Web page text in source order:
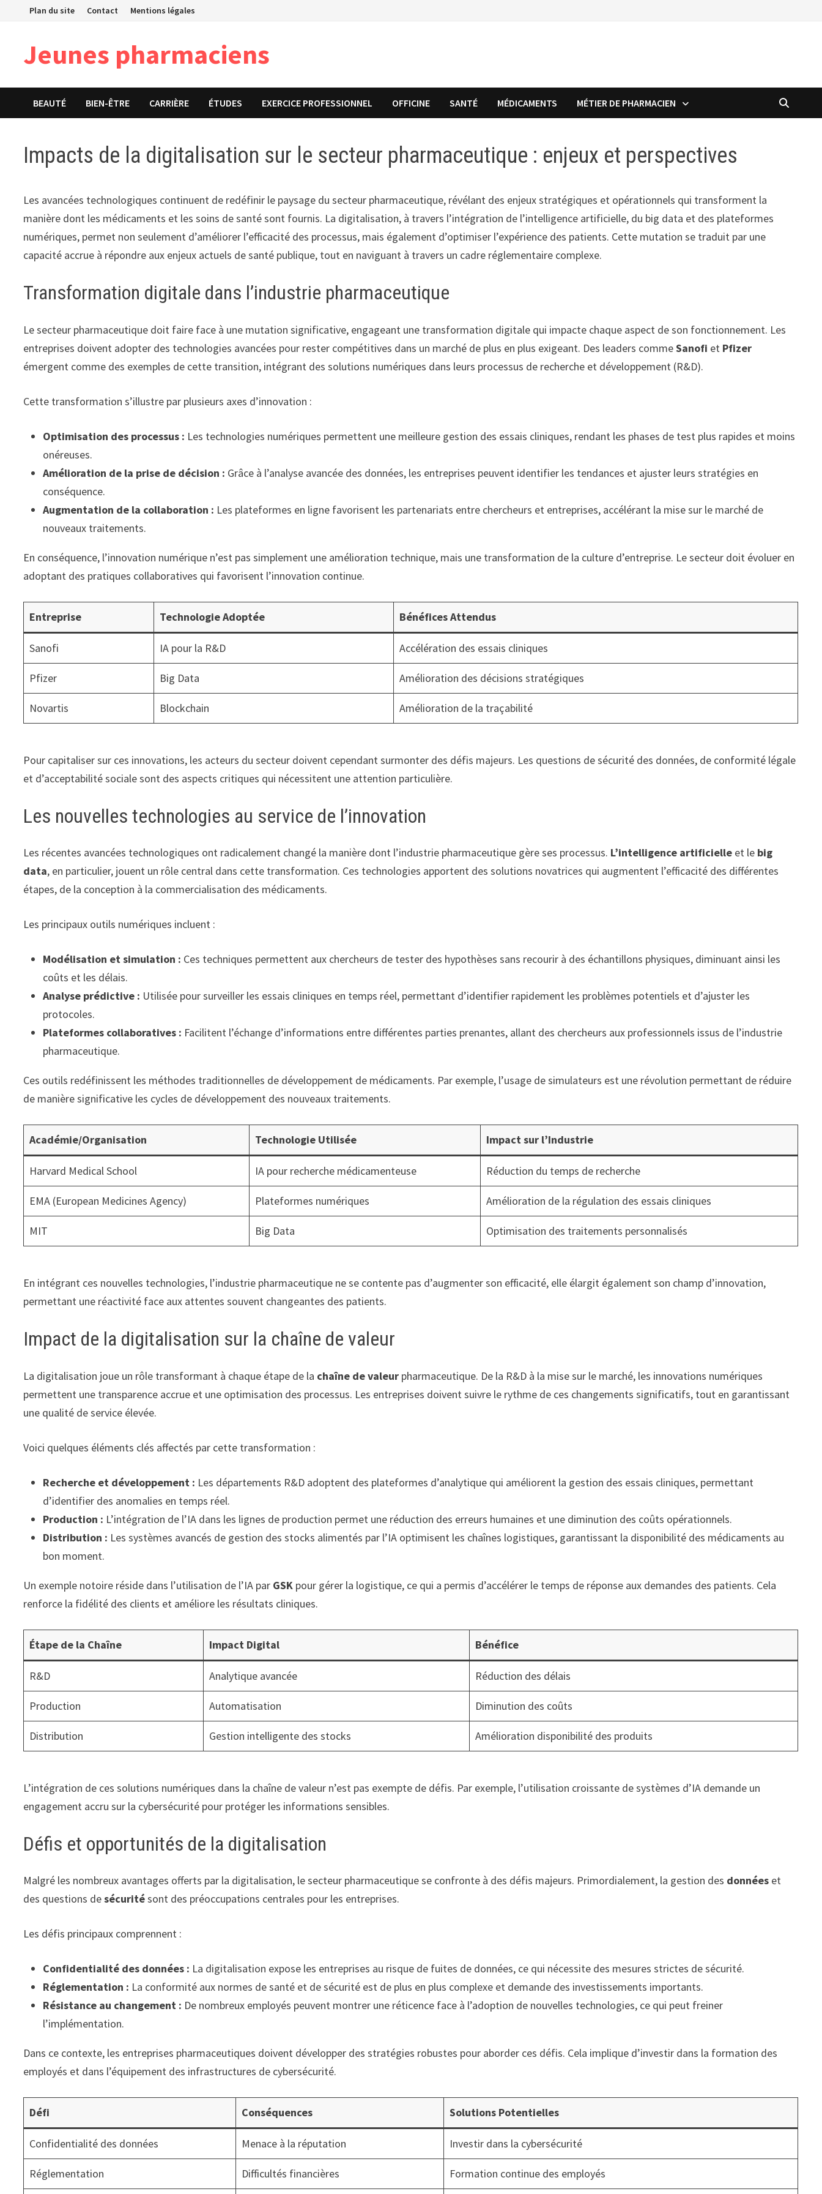
Plan du site Contact Mentions légales
Jeunes pharmaciens
BEAUTÉ BIEN-ÊTRE CARRIÈRE ÉTUDES EXERCICE PROFESSIONNEL OFFICINE SANTÉ MÉDICAMENTS MÉTIER DE PHARMACIEN
Impacts de la digitalisation sur le secteur pharmaceutique : enjeux et perspectives
Les avancées technologiques continuent de redéfinir le paysage du secteur pharmaceutique, révélant des enjeux stratégiques et opérationnels qui transforment la
manière dont les médicaments et les soins de santé sont fournis. La digitalisation, à travers l’intégration de l’intelligence artificielle, du big data et des plateformes
numériques, permet non seulement d’améliorer l’efficacité des processus, mais également d’optimiser l’expérience des patients. Cette mutation se traduit par une
capacité accrue à répondre aux enjeux actuels de santé publique, tout en naviguant à travers un cadre réglementaire complexe.
Transformation digitale dans l’industrie pharmaceutique
Le secteur pharmaceutique doit faire face à une mutation significative, engageant une transformation digitale qui impacte chaque aspect de son fonctionnement. Les
entreprises doivent adopter des technologies avancées pour rester compétitives dans un marché de plus en plus exigeant. Des leaders commeSanofi et Pfizer
émergent comme des exemples de cette transition, intégrant des solutions numériques dans leurs processus de recherche et développement (R&D).
Cette transformation s’illustre par plusieurs axes d’innovation :
Optimisation des processus : Les technologies numériques permettent une meilleure gestion des essais cliniques, rendant les phases de test plus rapides et moins
onéreuses.
Amélioration de la prise de décision : Grâce à l’analyse avancée des données, les entreprises peuvent identifier les tendances et ajuster leurs stratégies en
conséquence.
Augmentation de la collaboration : Les plateformes en ligne favorisent les partenariats entre chercheurs et entreprises, accélérant la mise sur le marché de
nouveaux traitements.
En conséquence, l’innovation numérique n’est pas simplement une amélioration technique, mais une transformation de la culture d’entreprise. Le secteur doit évoluer en
adoptant des pratiques collaboratives qui favorisent l’innovation continue.
Entreprise Technologie Adoptée Bénéfices Attendus
Sanofi IA pour la R&D Accélération des essais cliniques
Pfizer Big Data Amélioration des décisions stratégiques
Novartis Blockchain Amélioration de la traçabilité
Pour capitaliser sur ces innovations, les acteurs du secteur doivent cependant surmonter des défis majeurs. Les questions de sécurité des données, de conformité légale
et d’acceptabilité sociale sont des aspects critiques qui nécessitent une attention particulière.
Les nouvelles technologies au service de l’innovation
Les récentes avancées technologiques ont radicalement changé la manière dont l’industrie pharmaceutique gère ses processus. L’intelligence artificielle et le big
data, en particulier, jouent un rôle central dans cette transformation. Ces technologies apportent des solutions novatrices qui augmentent l’efficacité des différentes
étapes, de la conception à la commercialisation des médicaments.
Les principaux outils numériques incluent :
Modélisation et simulation : Ces techniques permettent aux chercheurs de tester des hypothèses sans recourir à des échantillons physiques, diminuant ainsi les
coûts et les délais.
Analyse prédictive : Utilisée pour surveiller les essais cliniques en temps réel, permettant d’identifier rapidement les problèmes potentiels et d’ajuster les
protocoles.
Plateformes collaboratives : Facilitent l’échange d’informations entre différentes parties prenantes, allant des chercheurs aux professionnels issus de l’industrie
pharmaceutique.
Ces outils redéfinissent les méthodes traditionnelles de développement de médicaments. Par exemple, l’usage de simulateurs est une révolution permettant de réduire
de manière significative les cycles de développement des nouveaux traitements.
Académie/Organisation Technologie Utilisée Impact sur l’Industrie
Harvard Medical School IA pour recherche médicamenteuse Réduction du temps de recherche
EMA (European Medicines Agency) Plateformes numériques Amélioration de la régulation des essais cliniques
MIT Big Data Optimisation des traitements personnalisés
En intégrant ces nouvelles technologies, l’industrie pharmaceutique ne se contente pas d’augmenter son efficacité, elle élargit également son champ d’innovation,
permettant une réactivité face aux attentes souvent changeantes des patients.
Impact de la digitalisation sur la chaîne de valeur
La digitalisation joue un rôle transformant à chaque étape de la chaîne de valeur pharmaceutique. De la R&D à la mise sur le marché, les innovations numériques
permettent une transparence accrue et une optimisation des processus. Les entreprises doivent suivre le rythme de ces changements significatifs, tout en garantissant
une qualité de service élevée.
Voici quelques éléments clés affectés par cette transformation :
Recherche et développement : Les départements R&D adoptent des plateformes d’analytique qui améliorent la gestion des essais cliniques, permettant
d’identifier des anomalies en temps réel.
Production : L’intégration de l’IA dans les lignes de production permet une réduction des erreurs humaines et une diminution des coûts opérationnels.
Distribution : Les systèmes avancés de gestion des stocks alimentés par l’IA optimisent les chaînes logistiques, garantissant la disponibilité des médicaments au
bon moment.
Un exemple notoire réside dans l’utilisation de l’IA par GSK pour gérer la logistique, ce qui a permis d’accélérer le temps de réponse aux demandes des patients. Cela
renforce la fidélité des clients et améliore les résultats cliniques.
Étape de la Chaîne Impact Digital Bénéfice
R&D Analytique avancée Réduction des délais
Production Automatisation Diminution des coûts
Distribution Gestion intelligente des stocks Amélioration disponibilité des produits
L’intégration de ces solutions numériques dans la chaîne de valeur n’est pas exempte de défis. Par exemple, l’utilisation croissante de systèmes d’IA demande un
engagement accru sur la cybersécurité pour protéger les informations sensibles.
Défis et opportunités de la digitalisation
Malgré les nombreux avantages offerts par la digitalisation, le secteur pharmaceutique se confronte à des défis majeurs. Primordialement, la gestion des données et
des questions desécuritésont des préoccupations centrales pour les entreprises.
Les défis principaux comprennent :
Confidentialité des données : La digitalisation expose les entreprises au risque de fuites de données, ce qui nécessite des mesures strictes de sécurité.
Réglementation : La conformité aux normes de santé et de sécurité est de plus en plus complexe et demande des investissements importants.
Résistance au changement : De nombreux employés peuvent montrer une réticence face à l’adoption de nouvelles technologies, ce qui peut freiner
l’implémentation.
Dans ce contexte, les entreprises pharmaceutiques doivent développer des stratégies robustes pour aborder ces défis. Cela implique d’investir dans la formation des
employés et dans l’équipement des infrastructures de cybersécurité.
Défi Conséquences Solutions Potentielles
Confidentialité des données Menace à la réputation Investir dans la cybersécurité
Réglementation Difficultés financières Formation continue des employés